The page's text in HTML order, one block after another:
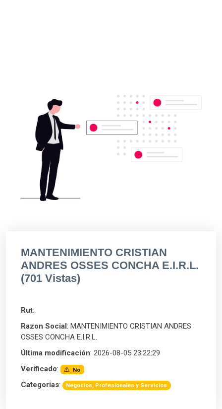
MANTENIMIENTO CRISTIAN
ANDRES OSSES CONCHA E.I.R.L.
(701 Vistas)
Rut:
Razon Social : MANTENIMIENTO CRISTIAN ANDRES
OSSES CONCHA E.I.R.L.
Última modificación: 2026-08-05 23:22:29
Verificado: No
Categorias: Negocios, Profesionales y Servicios